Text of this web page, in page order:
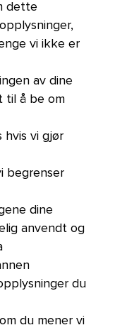
dette
vi ikke er
av dine
til å be om
hvis vi gjør
begrenser
dine
anvendt og
du
du mener vi